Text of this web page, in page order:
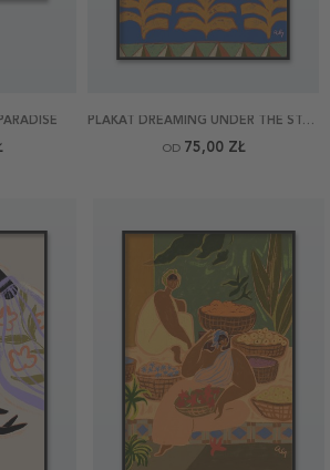
PLAKAT DREAMING UNDER THE STARS
OD 75,00 ZŁ